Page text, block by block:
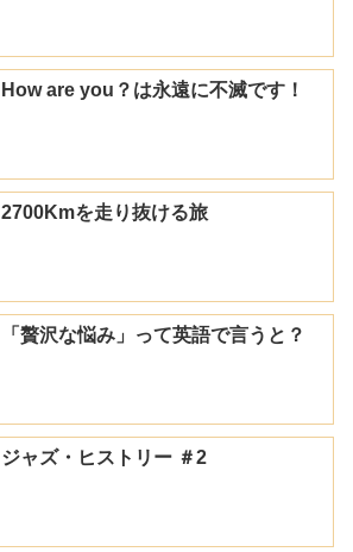
How are you？は永遠に不滅です！
2700Kmを走り抜ける旅
「贅沢な悩み」って英語で言うと？
ジャズ・ヒストリー ＃2